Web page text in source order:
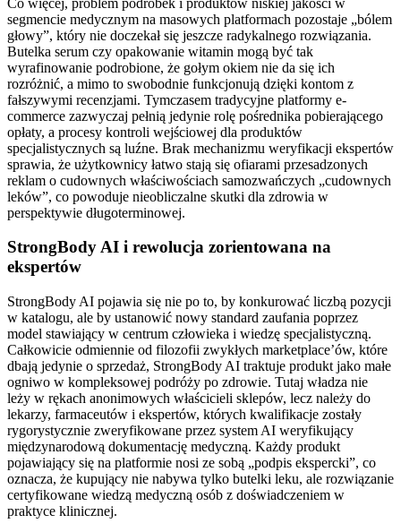
segmencie medycznym na masowych platformach pozostaje „bólem
głowy”, który nie doczekał się jeszcze radykalnego rozwiązania.
Butelka serum czy opakowanie witamin mogą być tak
wyrafinowanie podrobione, że gołym okiem nie da się ich
rozróżnić, a mimo to swobodnie funkcjonują dzięki kontom z
fałszywymi recenzjami. Tymczasem tradycyjne platformy e-
commerce zazwyczaj pełnią jedynie rolę pośrednika pobierającego
opłaty, a procesy kontroli wejściowej dla produktów
specjalistycznych są luźne. Brak mechanizmu weryfikacji ekspertów
sprawia, że użytkownicy łatwo stają się ofiarami przesadzonych
reklam o cudownych właściwościach samozwańczych „cudownych
leków”, co powoduje nieobliczalne skutki dla zdrowia w
perspektywie długoterminowej.
StrongBody AI i rewolucja zorientowana na
ekspertów
StrongBody AI pojawia się nie po to, by konkurować liczbą pozycji
w katalogu, ale by ustanowić nowy standard zaufania poprzez
model stawiający w centrum człowieka i wiedzę specjalistyczną.
Całkowicie odmiennie od filozofii zwykłych marketplace’ów, które
dbają jedynie o sprzedaż, StrongBody AI traktuje produkt jako małe
ogniwo w kompleksowej podróży po zdrowie. Tutaj władza nie
leży w rękach anonimowych właścicieli sklepów, lecz należy do
lekarzy, farmaceutów i ekspertów, których kwalifikacje zostały
rygorystycznie zweryfikowane przez system AI weryfikujący
międzynarodową dokumentację medyczną. Każdy produkt
pojawiający się na platformie nosi ze sobą „podpis ekspercki”, co
oznacza, że kupujący nie nabywa tylko butelki leku, ale rozwiązanie
certyfikowane wiedzą medyczną osób z doświadczeniem w
praktyce klinicznej.